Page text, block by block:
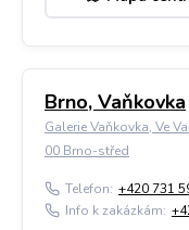
Brno, Vaňkovka
Galerie Vaňkovka, Ve
00 Brno-střed
Telefon: +420 731
Info k zakázkám: